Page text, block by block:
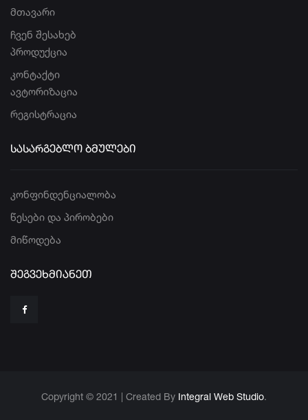
მთავარი
ჩვენ შესახებ
პროდუქცია
კონტაქტი
ავტორიზაცია
რეგისტრაცია
ᲡᲐᲡᲐᲠᲒᲔᲑᲚᲝ ᲑᲛᲣᲚᲔᲑᲘ
კონფინდენციალობა
წესები და პირობები
მიწოდება
ᲨᲔᲒᲕᲔᲮᲛᲘᲐᲜᲔᲗ
Copyright © 2021 | Created By Integral Web Studio.